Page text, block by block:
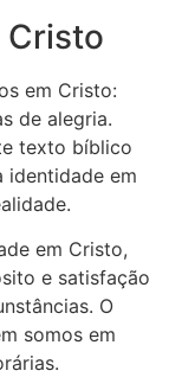
Cristo
em Cristo:
de alegria.
texto bíblico
identidade em
em Cristo,
e satisfação
O
somos em